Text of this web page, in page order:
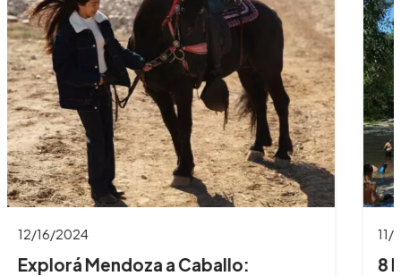
11/26/2024
8 Imperdibles balnearios en las